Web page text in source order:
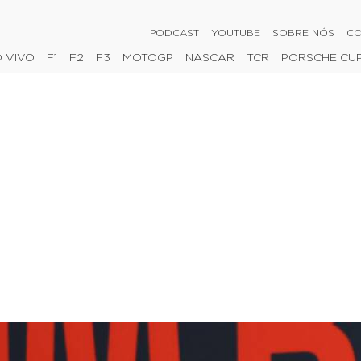
PODCAST YOUTUBE SOBRE NÓS
VIVO F1 F2 F3 MOTOGP NASCAR TCR PORSCHE